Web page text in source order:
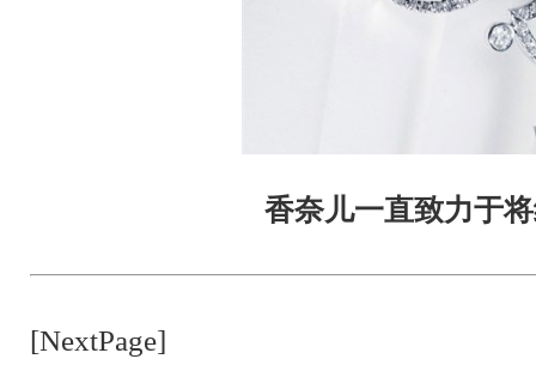
香奈儿一直致力于将
[NextPage]